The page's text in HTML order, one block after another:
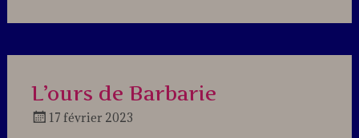
a
L’ours de Barbarie
17 février 2023